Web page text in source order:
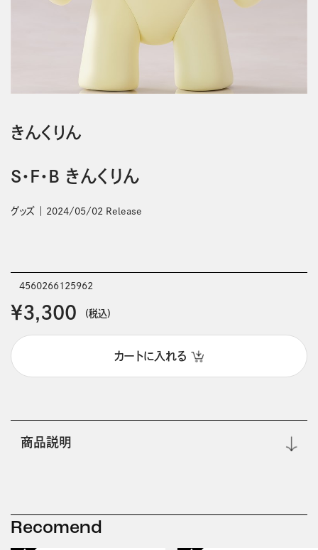
きんくりん
S・F・B きんくりん
グッズ 2024/05/02 Release
4560266125962
￥3,300 (税込)
カートに入れる
商品説明
Recomend